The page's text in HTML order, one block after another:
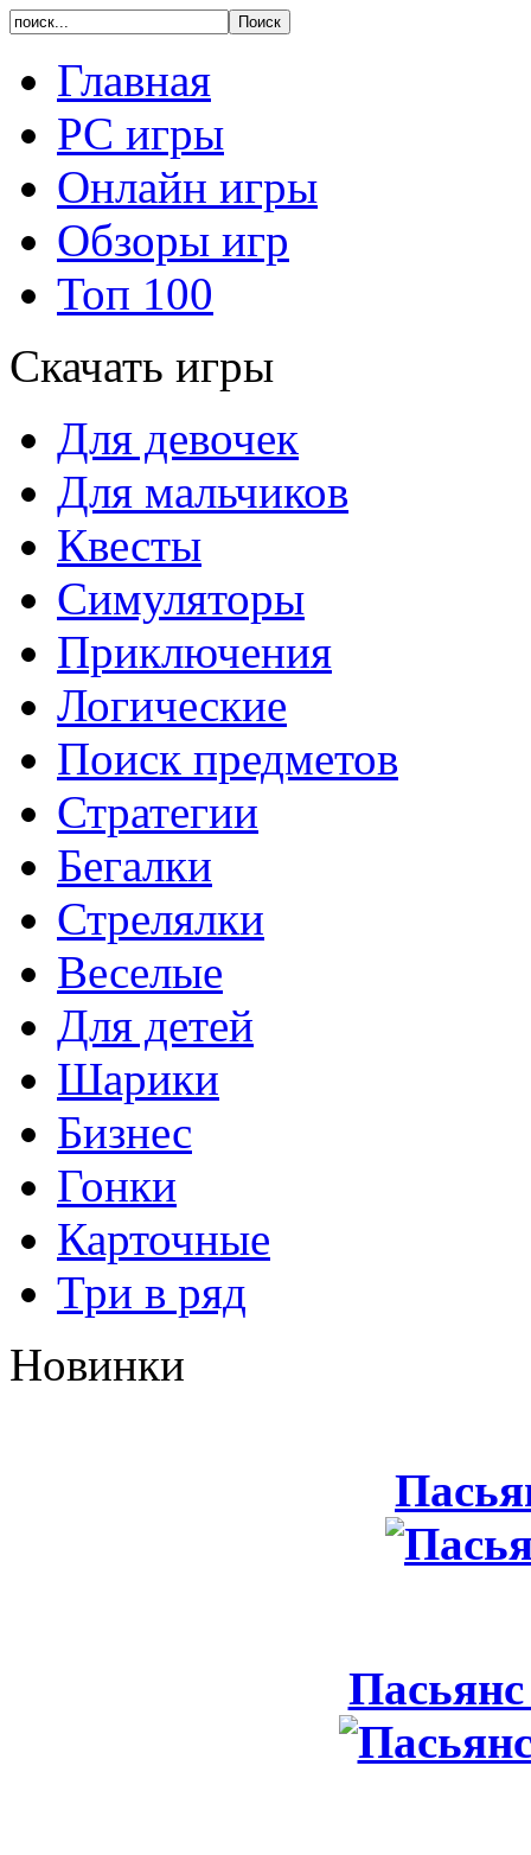
Главная
PC игры
Онлайн игры
Обзоры игр
Топ 100
Скачать игры
Для девочек
Для мальчиков
Квесты
Симуляторы
Приключения
Логические
Поиск предметов
Стратегии
Бегалки
Стрелялки
Веселые
Для детей
Шарики
Бизнес
Гонки
Карточные
Три в ряд
Новинки